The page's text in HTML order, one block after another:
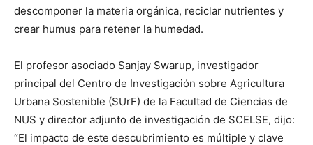
descomponer la materia orgánica, reciclar nutrientes y
crear humus para retener la humedad.
El profesor asociado Sanjay Swarup, investigador
principal del Centro de Investigación sobre Agricultura
Urbana Sostenible (SUrF) de la Facultad de Ciencias de
NUS y director adjunto de investigación de SCELSE, dijo:
“El impacto de este descubrimiento es múltiple y clave